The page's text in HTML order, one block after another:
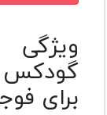
برای